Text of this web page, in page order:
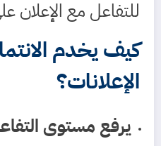
للتفاعل مع
كيف يخدم
الإعلانات؟
يرفع مستوى